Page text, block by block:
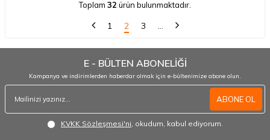
Toplam 32 ürün bulunmaktadır.
1 2 3 …
E - BÜLTEN ABONELİĞİ
Kampanya ve indirimlerden haberdar olmak için e-bültenimize abone olun.
ABONE OL
KVKK Sözleşmesi'ni, okudum, kabul ediyorum.